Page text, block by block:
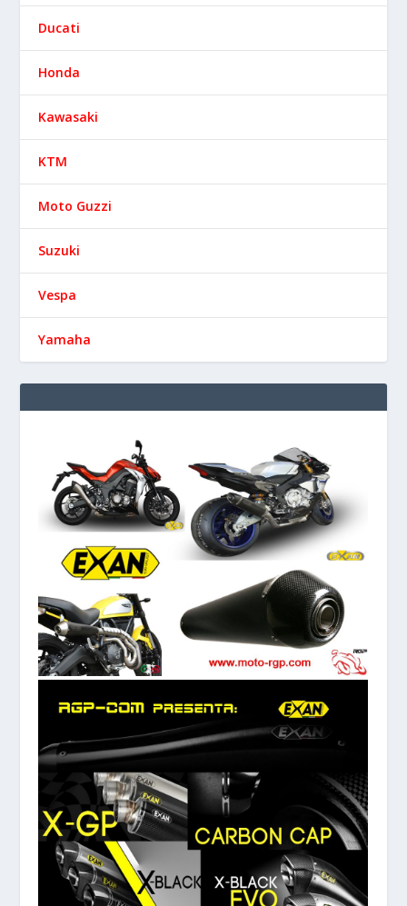
Ducati
Honda
Kawasaki
KTM
Moto Guzzi
Suzuki
Vespa
Yamaha